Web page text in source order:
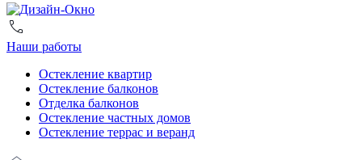
Наши работы
Остекление квартир
Остекление балконов
Отделка балконов
Остекление частных домов
Остекление террас и веранд